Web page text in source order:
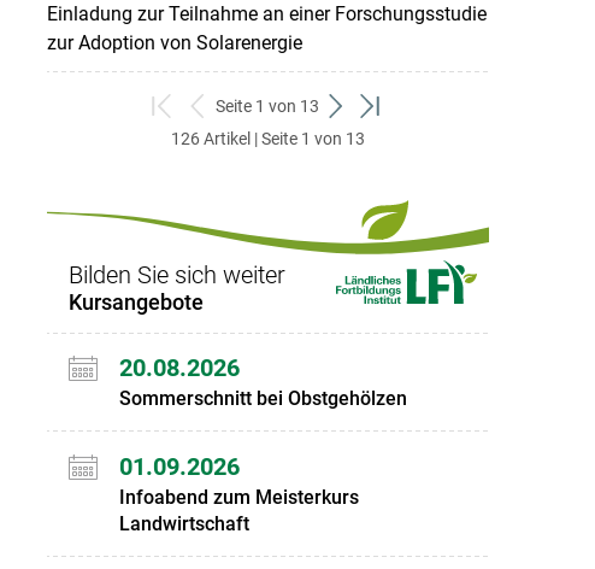
Einladung zur Teilnahme an einer Forschungsstudie
zur Adoption von Solarenergie
zum
ersten
zurück
zum
Seite 1 von 13
weiter
zum
zum
126 Artikel | Seite 1 von 13
Bilden Sie sich weiter
Kursangebote
20.08.2026
Sommerschnitt bei Obstgehölzen
01.09.2026
Infoabend zum Meisterkurs
Landwirtschaft